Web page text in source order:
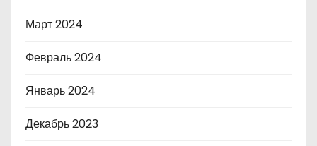
Март 2024
Февраль 2024
Январь 2024
Декабрь 2023